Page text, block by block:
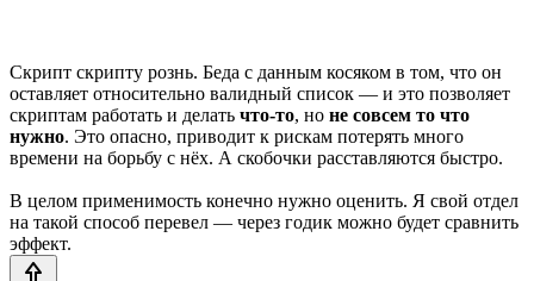
Скрипт скрипту рознь. Беда с данным косяком в том, что он
оставляет относительно валидный список — и это позволяет
скриптам работать и делать что-то, но не совсем то что
нужно. Это опасно, приводит к рискам потерять много
времени на борьбу с нёх. А скобочки расставляются быстро.
В целом применимость конечно нужно оценить. Я свой отдел
на такой способ перевел — через годик можно будет сравнить
эффект.